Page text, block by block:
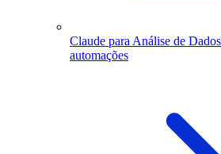
Claude para Análise de
automações